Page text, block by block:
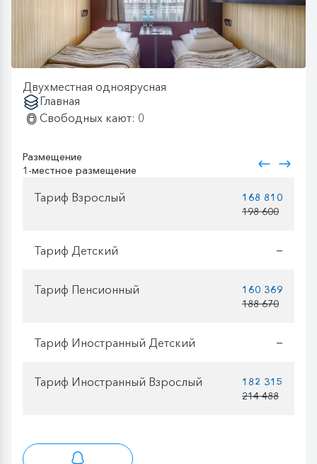
Двухместная одноярусная
Главная
Свободных кают: 0
Размещение
1-местное размещение
Тариф Взрослый
168 810
198 600
Тариф Детский —
Тариф Пенсионный
160 369
188 670
Тариф Иностранный Детский —
Тариф Иностранный Взрослый
182 315
214 488